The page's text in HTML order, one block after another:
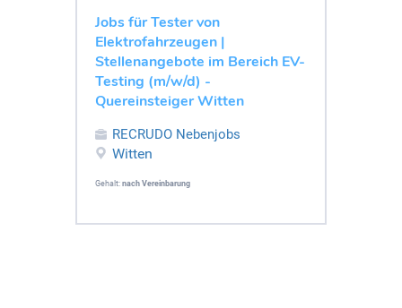
Jobs für Tester von
Elektrofahrzeugen |
Stellenangebote im Bereich EV-
Testing (m/w/d) -
Quereinsteiger Witten
RECRUDO Nebenjobs
Witten
Gehalt: nach Vereinbarung